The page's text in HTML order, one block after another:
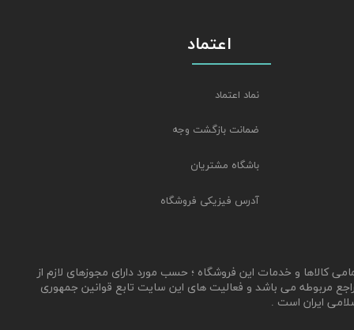
اعتماد
نماد اعتماد
ضمانت بازگشت وجه
باشگاه مشتریان
آدرس فیزیکی فروشگاه
کالاها و خدمات این فروشگاه ؛ حسب مورد دارای مجوزهای لازم از
مربوطه می باشد و فعالیت های این سایت تابع قوانین جمهوری
ایران است .